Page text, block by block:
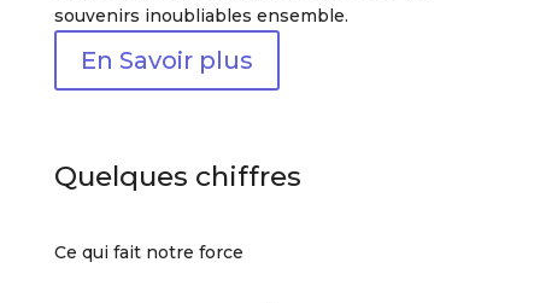
souvenirs inoubliables ensemble.
En Savoir plus
Quelques chiffres
Ce qui fait notre force